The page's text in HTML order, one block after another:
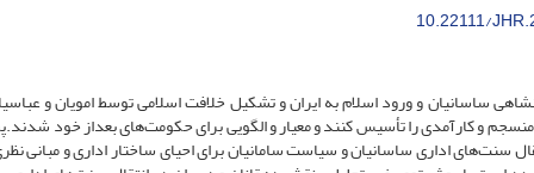
10.22111/
ساسانیان و ورود اسلام به ایران و تشکیل خلافت اسلامی توسط امویان و
منسجم و کارآمدی را تأسیس کنند و معیار و الگویی برای حکومت‌های بعداز خود
سنت‌های اداری ساسانیان و سیاست سامانیان برای احیای ساختار اداری و